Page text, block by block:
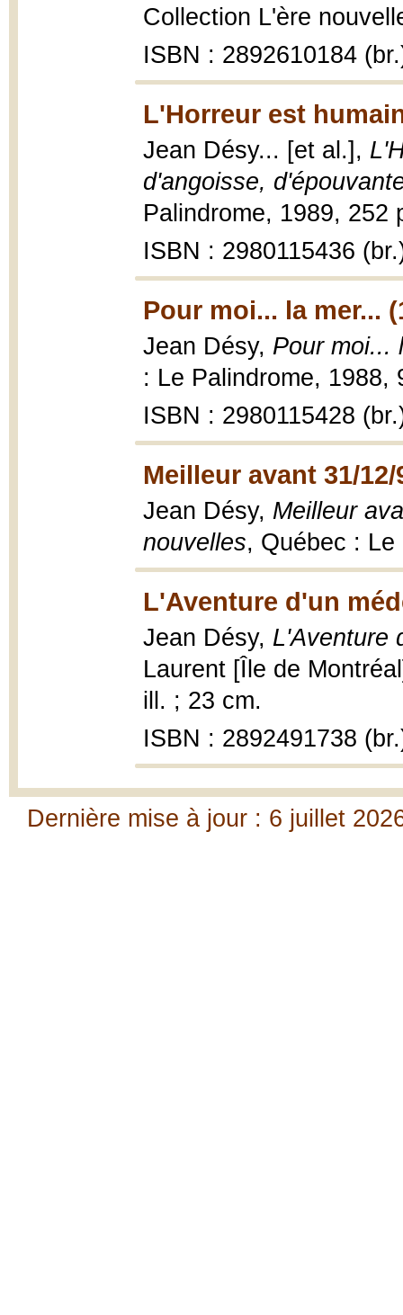
Collection L'ère
ISBN : 2892610184
L'Horreur est
Jean Désy... [et al.],
d'angoisse,
Palindrome, 1989, 252
ISBN : 2980115436
Pour moi... la mer...
Jean Désy, Pour moi...
: Le Palindrome, 1988,
ISBN : 2980115428
Meilleur avant 31/12/
Jean Désy, Meilleur
nouvelles, Québec : Le
L'Aventure d'un
Jean Désy, L'Aventure
Laurent [Île de
ill. ; 23 cm.
ISBN : 2892491738
Dernière mise à jour : 6 juillet